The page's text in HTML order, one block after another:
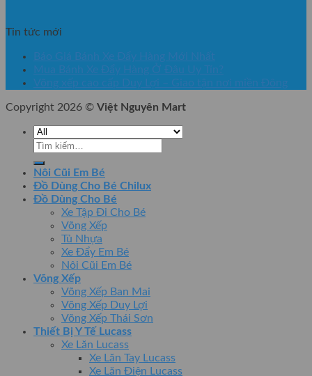
Tin tức mới
Báo Giá Bánh Xe Đẩy Hàng Mới Nhất
Mua Bánh Xe Đẩy Hàng Ở Đâu Uy Tín?
Võng xếp cao cấp Duy Lợi – Giao tận nơi miền Đông
Copyright 2026 © Việt Nguyên Mart
Tìm
Nôi Cũi Em Bé
Đồ Dùng Cho Bé Chilux
Đồ Dùng Cho Bé
Xe Tập Đi Cho Bé
Võng Xếp
Tủ Nhựa
Xe Đẩy Em Bé
Nôi Cũi Em Bé
Võng Xếp
Võng Xếp Ban Mai
Võng Xếp Duy Lợi
Võng Xếp Thái Sơn
Thiết Bị Y Tế Lucass
Xe Lăn Lucass
Xe Lăn Tay Lucass
Xe Lăn Điện Lucass